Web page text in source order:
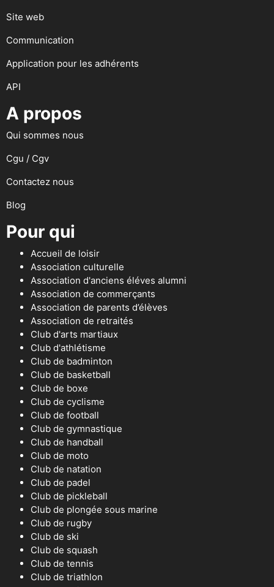
Site web
Communication
Application pour les adhérents
API
A propos
Qui sommes nous
Cgu / Cgv
Contactez nous
Blog
Pour qui
Accueil de loisir
Association culturelle
Association d'anciens éléves alumni
Association de commerçants
Association de parents d’élèves
Association de retraités
Club d'arts martiaux
Club d'athlétisme
Club de badminton
Club de basketball
Club de boxe
Club de cyclisme
Club de football
Club de gymnastique
Club de handball
Club de moto
Club de natation
Club de padel
Club de pickleball
Club de plongée sous marine
Club de rugby
Club de ski
Club de squash
Club de tennis
Club de triathlon